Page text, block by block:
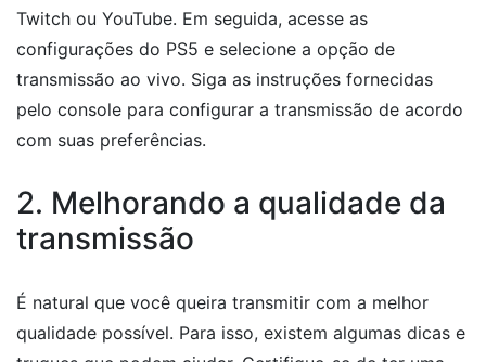
Twitch ou YouTube. Em seguida, acesse as
configurações do PS5 e selecione a opção de
transmissão ao vivo. Siga as instruções fornecidas
pelo console para configurar a transmissão de acordo
com suas preferências.
2. Melhorando a qualidade da
transmissão
É natural que você queira transmitir com a melhor
qualidade possível. Para isso, existem algumas dicas e